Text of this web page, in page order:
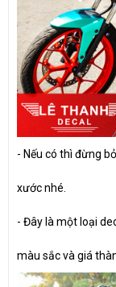
- Nếu có thì đừng
xước nhé.
- Đây là một loại
màu sắc và giá